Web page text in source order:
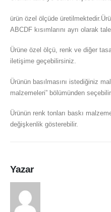
ürün özel ölçüde
ABCDF kısımlarını ayrı olarak
Ürüne özel ölçü, renk ve diğer
iletişime geçebilirsiniz.
Ürünün basılmasını istediğiniz
malzemeleri” bölümünden
Ürünün renk tonları baskı
değişkenlik gösterebilir.
Yazar